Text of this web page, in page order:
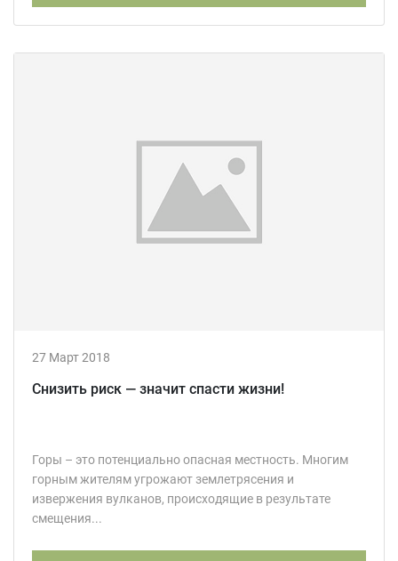
27 Март 2018
Снизить риск — значит спасти жизни!
Горы – это потенциально опасная местность. Многим
горным жителям угрожают землетрясения и
извержения вулканов, происходящие в результате
смещения...